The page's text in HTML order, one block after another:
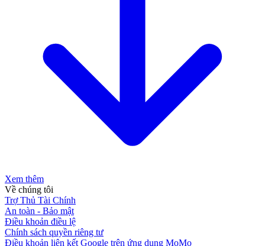
Xem thêm
Về chúng tôi
Trợ Thủ Tài Chính
An toàn - Bảo mật
Điều khoản điều lệ
Chính sách quyền riêng tư
Điều khoản liên kết Google trên ứng dụng MoMo